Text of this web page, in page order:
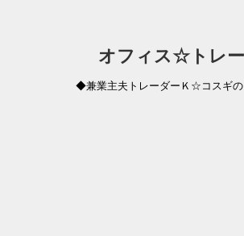
オフィス☆トレ
◆兼業主夫トレーダーＫ☆コスギ